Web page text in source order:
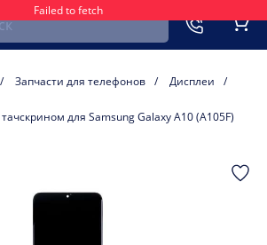
Failed to fetch
для мобильного устройства
Запчасти для телефонов
Дисплеи
для Samsung Galaxy A10 (A105F)